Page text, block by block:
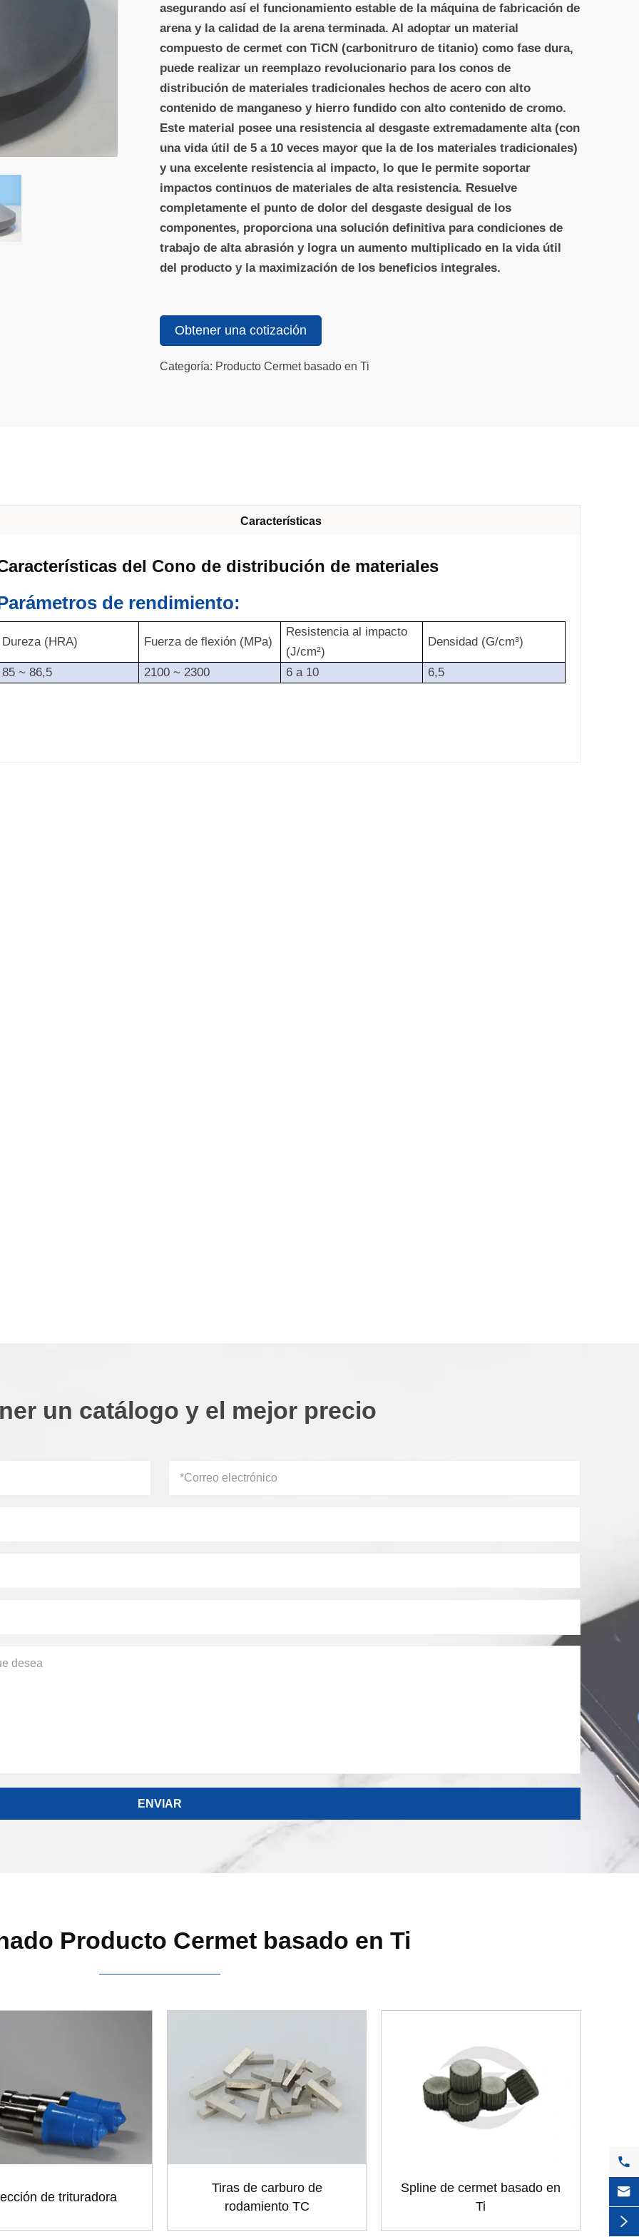
asegurando así el funcionamiento estable de la máquina de fabricación de
arena y la calidad de la arena terminada. Al adoptar un material
compuesto de cermet con TiCN (carbonitruro de titanio) como fase dura,
puede realizar un reemplazo revolucionario para los conos de
distribución de materiales tradicionales hechos de acero con alto
contenido de manganeso y hierro fundido con alto contenido de cromo.
Este material posee una resistencia al desgaste extremadamente alta (con
una vida útil de 5 a 10 veces mayor que la de los materiales tradicionales)
y una excelente resistencia al impacto, lo que le permite soportar
impactos continuos de materiales de alta resistencia. Resuelve
completamente el punto de dolor del desgaste desigual de los
componentes, proporciona una solución definitiva para condiciones de
trabajo de alta abrasión y logra un aumento multiplicado en la vida útil
del producto y la maximización de los beneficios integrales.
Obtener una cotización
Categoría: Producto Cermet basado en Ti
Características
del Cono de distribución de materiales
de rendimiento:
Dureza (HRA) Fuerza de flexión (MPa)
Resistencia al impacto
(J/cm²)
Densidad (G/cm³)
85 ~ 86,5 2100 ~ 2300 6 a 10 6,5
un catálogo y el mejor precio
Producto Cermet basado en Ti
de trituradora
Tiras de carburo de
rodamiento TC
Spline de cermet basado en
Ti


